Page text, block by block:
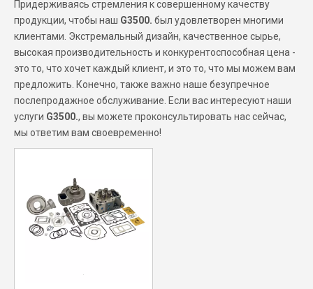
Придерживаясь стремления к совершенному качеству
продукции, чтобы наш G3500. был удовлетворен многими
клиентами. Экстремальный дизайн, качественное сырье,
высокая производительность и конкурентоспособная цена -
это то, что хочет каждый клиент, и это то, что мы можем вам
предложить. Конечно, также важно наше безупречное
послепродажное обслуживание. Если вас интересуют наши
услуги G3500., вы можете проконсультировать нас сейчас,
мы ответим вам своевременно!